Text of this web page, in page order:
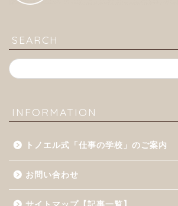
SEARCH
INFORMATION
トノエル式「仕事の学校」のご案内
お問い合わせ